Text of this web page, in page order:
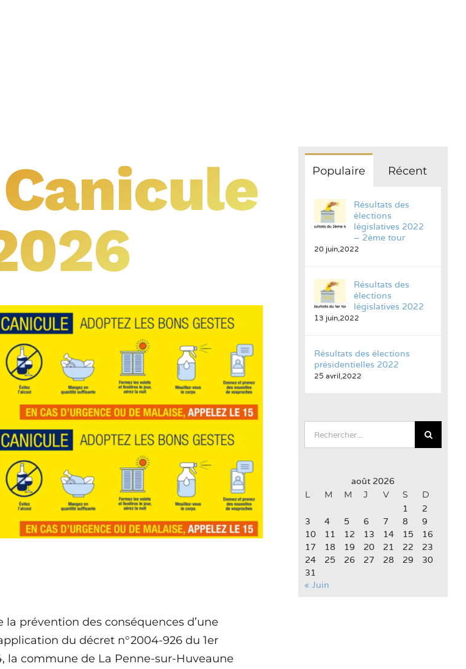
la prévention des conséquences d’une
du décret n°2004-926 du 1er
la commune de La Penne-sur-Huveaune
Populaire Récent
Résultats des
élections
législatives 2022
– 2ème tour
20 juin,2022
Résultats des
élections
législatives 2022
13 juin,2022
Résultats des élections
présidentielles 2022
25 avril,2022
août 2026
L
M M J V S
D
1
2
3
4 5 6 7 8
9
10
11 12 13 14 15
16
17
18 19 20 21 22
23
24
25 26 27 28 29
30
31
« Juin